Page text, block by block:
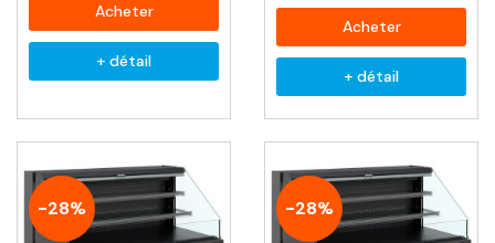
Acheter
+ détail
Acheter
+ détail
-28% -28%